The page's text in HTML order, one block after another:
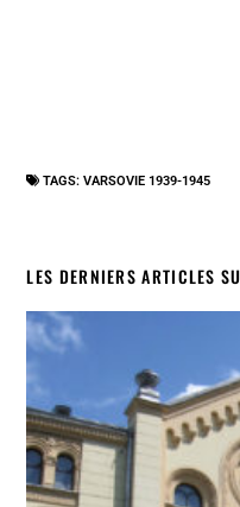
TAGS:VARSOVIE 1939-1945
LES DERNIERS ARTICLES